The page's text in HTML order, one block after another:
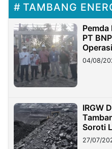
TAMBANG
PT
04/08/
IRGW
Soroti
27/07/